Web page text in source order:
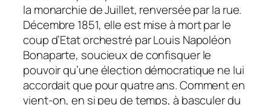
la monarchie de Juillet, renversée par la rue.
Décembre 1851, elle est mise à mort par le
coup d’Etat orchestré par Louis Napoléon
Bonaparte, soucieux de confisquer le
pouvoir qu’une élection démocratique ne lui
accordait que pour quatre ans. Comment en
vient-on, en si peu de temps, à basculer du